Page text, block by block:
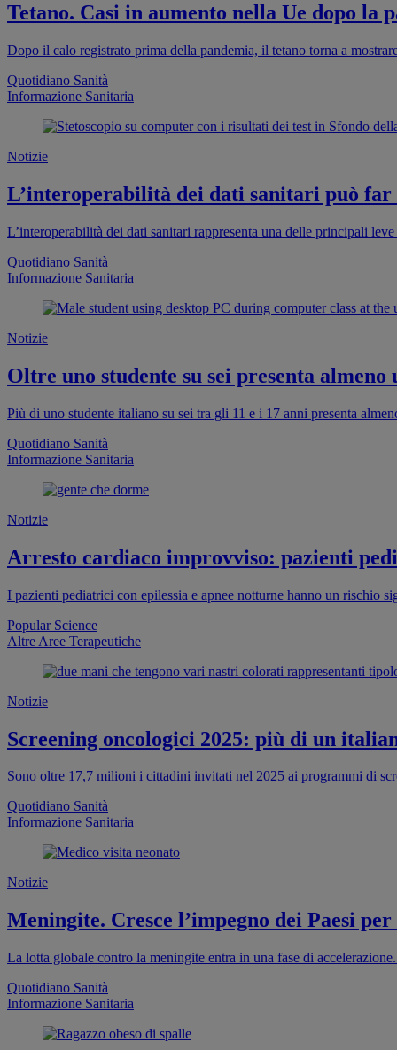
Tetano. Casi in aumento nella Ue dopo la
Dopo il calo registrato prima della pandemia, il tetano torna a
Quotidiano Sanità
Informazione Sanitaria
Notizie
L’interoperabilità dei dati sanitari può
L’interoperabilità dei dati sanitari rappresenta una delle principali
Quotidiano Sanità
Informazione Sanitaria
Notizie
Oltre uno studente su sei presenta
Più di uno studente italiano su sei tra gli 11 e i 17 anni presenta
Quotidiano Sanità
Informazione Sanitaria
Notizie
Arresto cardiaco improvviso: pazienti
I pazienti pediatrici con epilessia e apnee notturne hanno un
Popular Science
Altre Aree Terapeutiche
Notizie
Screening oncologici 2025: più di un
Sono oltre 17,7 milioni i cittadini invitati nel 2025 ai programmi di
Quotidiano Sanità
Informazione Sanitaria
Notizie
Meningite. Cresce l’impegno dei Paesi
La lotta globale contro la meningite entra in una fase di
Quotidiano Sanità
Informazione Sanitaria